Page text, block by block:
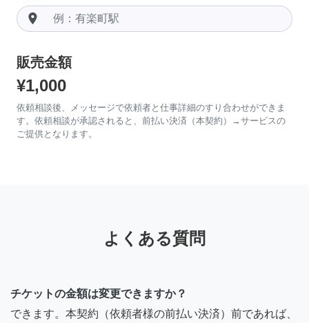
room
販売金額
¥1,000
依頼相談後、メッセージで依頼者と仕事詳細のすり合わせができま
す。依頼相談が承認されると、前払い決済（本契約）→サービスの
ご提供となります。
よくある質問
チケットの金額は変更できますか？
できます。本契約（依頼者様の前払い決済）前であれば、